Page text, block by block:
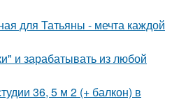
для Татьяны - мечта каждой
и зарабатывать из любой
36, 5 м 2 (+ балкон) в